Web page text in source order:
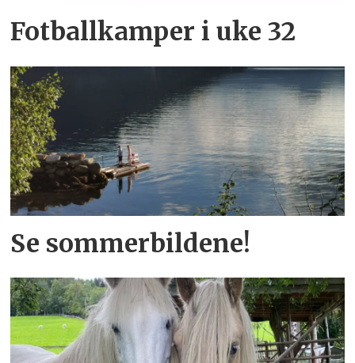
Fotballkamper i uke 32
Se sommerbildene!